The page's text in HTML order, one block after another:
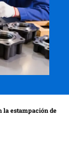
la estampación de